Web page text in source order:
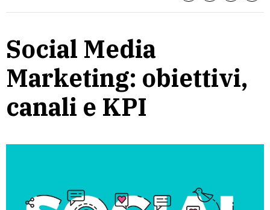
Social Media
Marketing: obiettivi,
canali e KPI